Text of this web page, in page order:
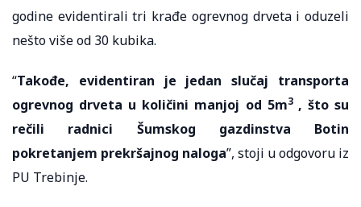
godine evidentirali tri krađe ogrevnog drveta i oduzeli
nešto više od 30 kubika.
“Takođe, evidentiran je jedan slučaj transporta
ogrevnog drveta u količini manjoj od 5m3 , što su
rečili radnici Šumskog gazdinstva Botin
pokretanjem prekršajnog naloga”, stoji u odgovoru iz
PU Trebinje.